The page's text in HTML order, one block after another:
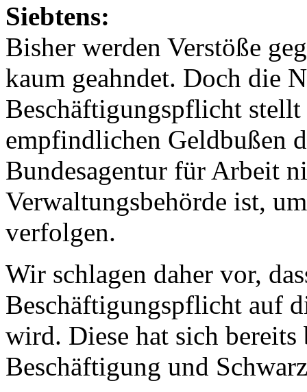
Siebtens:
Bisher werden Verstöße
kaum geahndet. Doch die
Beschäftigungspflicht
empfindlichen Geldbußen
Bundesagentur für Arbeit
Verwaltungsbehörde ist,
verfolgen.
Wir schlagen daher vor,
Beschäftigungspflicht auf
wird. Diese hat sich
Beschäftigung und